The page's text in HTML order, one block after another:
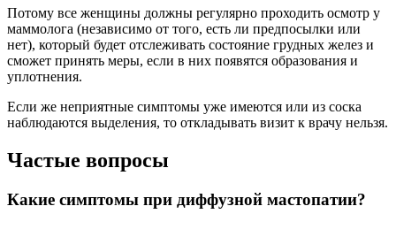
Потому все женщины должны регулярно проходить осмотр у
маммолога (независимо от того, есть ли предпосылки или
нет), который будет отслеживать состояние грудных желез и
сможет принять меры, если в них появятся образования и
уплотнения.
Если же неприятные симптомы уже имеются или из соска
наблюдаются выделения, то откладывать визит к врачу нельзя.
Частые вопросы
Какие симптомы при диффузной мастопатии?